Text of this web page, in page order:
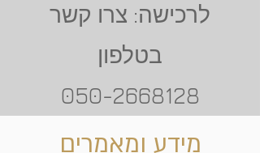
לרכישה: צרו קשר
בטלפון
050-2668128
מידע ומאמרים